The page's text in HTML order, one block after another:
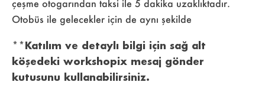
çeşme otogarından taksi ile 5 dakika uzaklıktadır.
Otobüs ile gelecekler için de aynı şekilde
**Katılım ve detaylı bilgi için sağ alt
köşedeki workshopix mesaj gönder
kutusunu kullanabilirsiniz.